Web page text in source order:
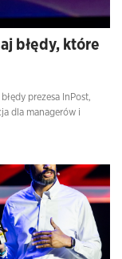
błędy, które
prezesa InPost,
dla managerów i